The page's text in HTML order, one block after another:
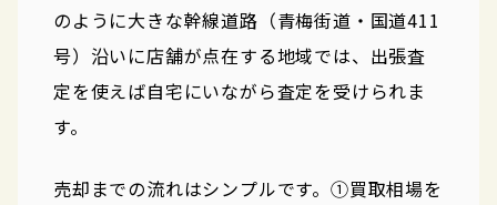
のように大きな幹線道路（青梅街道・国道411
号）沿いに店舗が点在する地域では、出張査
定を使えば自宅にいながら査定を受けられま
す。
売却までの流れはシンプルです。①買取相場を